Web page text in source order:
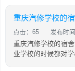
重庆汽修学校的
点击：65 发布时
重庆汽修学校的宿
业学校的时候都对